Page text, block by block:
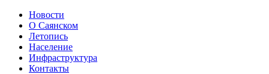
Новости
О Саянском
Летопись
Население
Инфраструктура
Контакты